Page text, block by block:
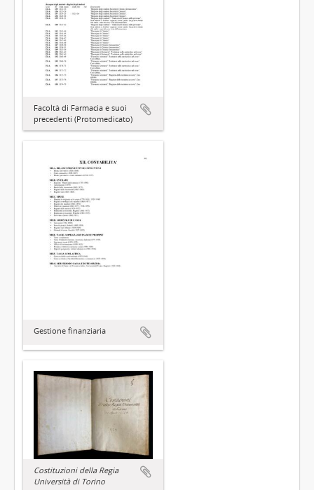
Facoltà di Farmacia e suoi
precedenti (Protomedicato)
Gestione finanziaria
Costituzioni della Regia
Università di Torino